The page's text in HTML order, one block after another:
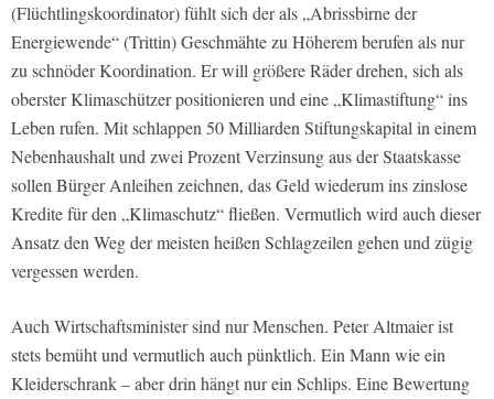
(Flüchtlingskoordinator) fühlt sich der als „Abrissbirne der
Energiewende“ (Trittin) Geschmähte zu Höherem berufen als nur
zu schnöder Koordination. Er will größere Räder drehen, sich als
oberster Klimaschützer positionieren und eine „Klimastiftung“ ins
Leben rufen. Mit schlappen 50 Milliarden Stiftungskapital in einem
Nebenhaushalt und zwei Prozent Verzinsung aus der Staatskasse
sollen Bürger Anleihen zeichnen, das Geld wiederum ins zinslose
Kredite für den „Klimaschutz“ fließen. Vermutlich wird auch dieser
Ansatz den Weg der meisten heißen Schlagzeilen gehen und zügig
vergessen werden.
Auch Wirtschaftsminister sind nur Menschen. Peter Altmaier ist
stets bemüht und vermutlich auch pünktlich. Ein Mann wie ein
Kleiderschrank – aber drin hängt nur ein Schlips. Eine Bewertung